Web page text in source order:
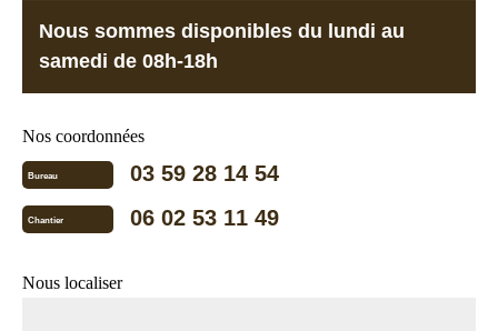
Nous sommes disponibles du lundi au
samedi de 08h-18h
Nos coordonnées
Bureau 03 59 28 14 54
Chantier 06 02 53 11 49
Nous localiser